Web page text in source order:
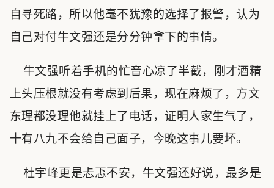
自寻死路，所以他毫不犹豫的选择了报警，认为
自己对付牛文强还是分分钟拿下的事情。
牛文强听着手机的忙音心凉了半截，刚才酒精
上头压根就没有考虑到后果，现在麻烦了，方文
东理都没理他就挂上了电话，证明人家生气了，
十有八九不会给自己面子，今晚这事儿要坏。
杜宇峰更是忐忑不安，牛文强还好说，最多是